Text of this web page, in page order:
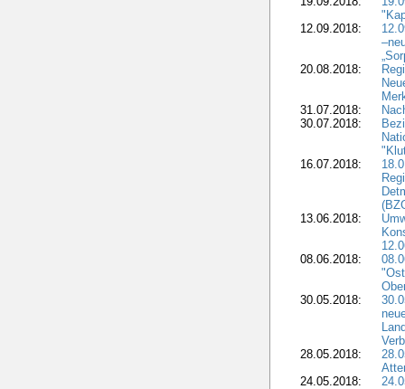
12.09.2018:
20.08.2018:
31.07.2018:
30.07.2018:
16.07.2018:
13.06.2018:
08.06.2018:
30.05.2018:
28.05.2018:
24.05.2018: